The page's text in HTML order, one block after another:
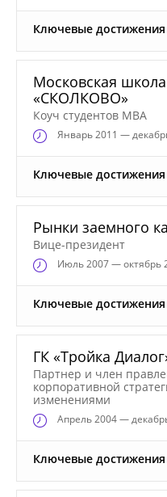
Ключевые достижения
Московская
«СКОЛКОВО»
Коуч студентов MBA
Январь2011 —
Ключевые достижения
Рынки заемного
Вице-президент
Июль2007 — октябрь
Ключевые достижения
ГК «Тройка
Партнер и член
корпоративной
изменениями
Апрель2004 —
Ключевые достижения